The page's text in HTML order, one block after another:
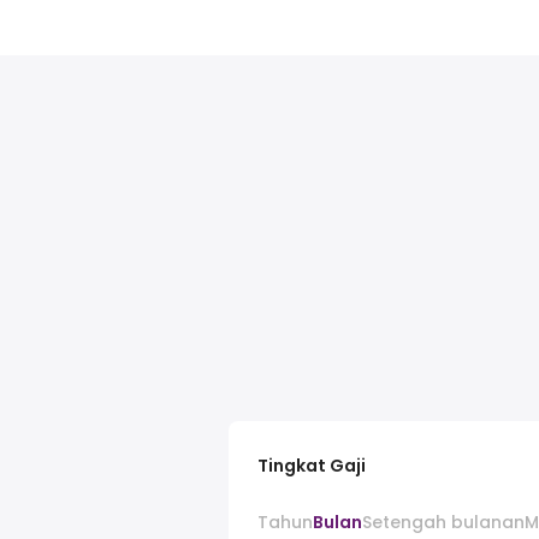
Tingkat Gaji
TahunBulanSetengah bulanan